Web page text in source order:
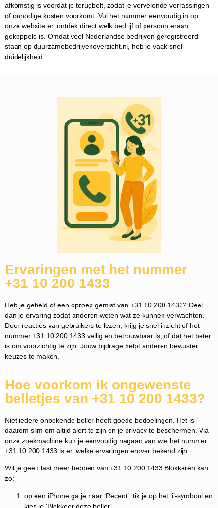
afkomstig is voordat je terugbelt, zodat je vervelende verrassingen
of onnodige kosten voorkomt. Vul het nummer eenvoudig in op
onze website en ontdek direct welk bedrijf of persoon eraan
gekoppeld is. Omdat veel Nederlandse bedrijven geregistreerd
staan op duurzamebedrijvenoverzicht.nl, heb je vaak snel
duidelijkheid.
Ervaringen met het nummer
+31 10 200 1433
Heb je gebeld of een oproep gemist van +31 10 200 1433? Deel
dan je ervaring zodat anderen weten wat ze kunnen verwachten.
Door reacties van gebruikers te lezen, krijg je snel inzicht of het
nummer +31 10 200 1433 veilig en betrouwbaar is, of dat het beter
is om voorzichtig te zijn. Jouw bijdrage helpt anderen bewuster
keuzes te maken.
Hoe voorkom ik ongewenste
belletjes van +31 10 200 1433?
Niet iedere onbekende beller heeft goede bedoelingen. Het is
daarom slim om altijd alert te zijn en je privacy te beschermen. Via
onze zoekmachine kun je eenvoudig nagaan van wie het nummer
+31 10 200 1433 is en welke ervaringen erover bekend zijn.
Wil je geen last meer hebben van +31 10 200 1433 Blokkeren kan
zo:
op een iPhone ga je naar ‘Recent’, tik je op het ‘i’-symbool en
kies je ‘Blokkeer deze beller’.